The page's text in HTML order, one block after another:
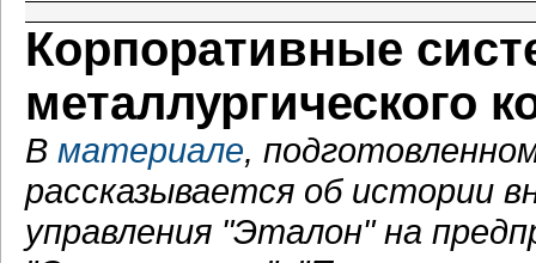
Корпоративные
металлургического
В материале,
рассказывается об истории
управления "Эталон" на